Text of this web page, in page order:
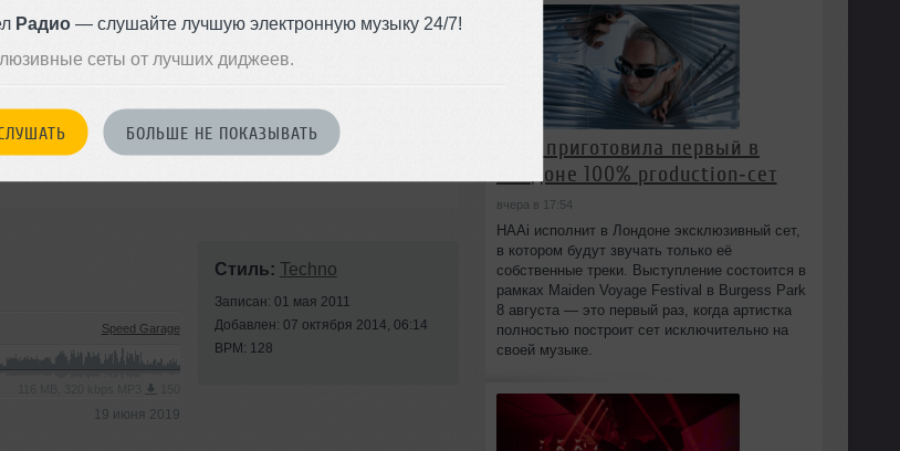
Радио— слушайте лучшую электронную музыку 24/7!
сеты от лучших диджеев.
БОЛЬШЕ НЕ ПОКАЗЫВАТЬ
Speed Garage
19 июня 2019
Стиль: Techno
Записан: 01 мая 2011
Добавлен: 07 октября 2014, 06:14
BPM: 128
HAAi приготовила первый в
Лондоне 100% production‑сет
вчера в 17:54
HAAi исполнит в Лондоне эксклюзивный сет,
в котором будут звучать только её
собственные треки. Выступление состоится в
рамках Maiden Voyage Festival в Burgess Park
8 августа — это первый раз, когда артистка
полностью построит сет исключительно на
своей музыке.